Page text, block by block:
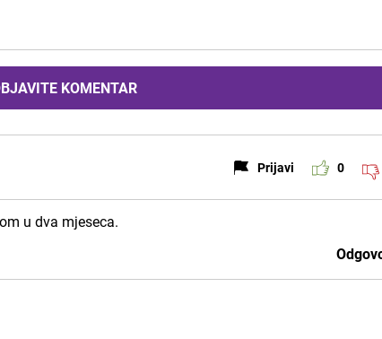
KOMENTAR
Prijavi 0
u dva mjeseca.